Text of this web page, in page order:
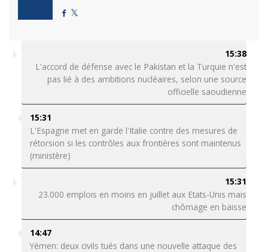
15:38
L'accord de défense avec le Pakistan et la Turquie n'est
pas lié à des ambitions nucléaires, selon une source
officielle saoudienne
15:31
L'Espagne met en garde l'Italie contre des mesures de
rétorsion si les contrôles aux frontières sont maintenus
(ministère)
15:31
23.000 emplois en moins en juillet aux Etats-Unis mais
chômage en baisse
14:47
Yémen: deux civils tués dans une nouvelle attaque des